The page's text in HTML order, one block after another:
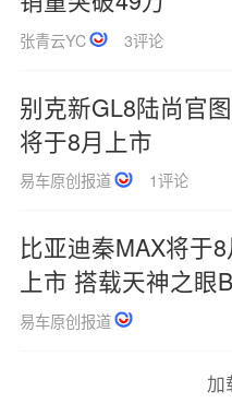
张青云YC 3评论
别克新GL8陆尚官
将于8月上市
易车原创报道 1评论
比亚迪秦MAX将于8
上市 搭载天神之眼
技术
易车原创报道
加